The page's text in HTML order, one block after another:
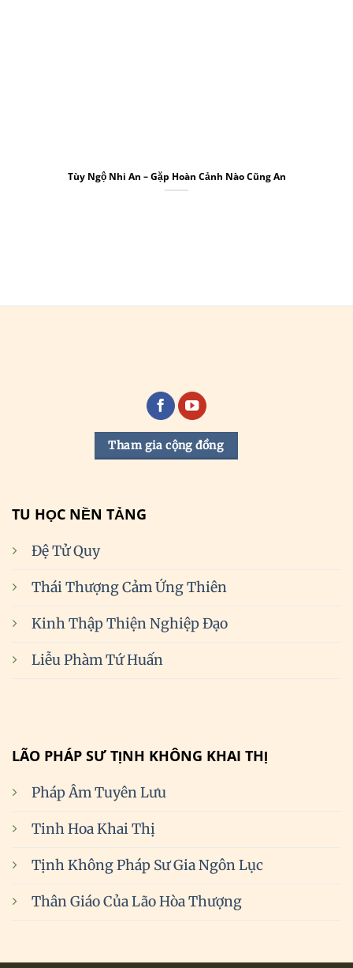
Tùy Ngộ Nhi An – Gặp Hoàn Cảnh Nào Cũng An
Tham gia cộng đồng
TU HỌC NỀN TẢNG
Đệ Tử Quy
Thái Thượng Cảm Ứng Thiên
Kinh Thập Thiện Nghiệp Đạo
Liễu Phàm Tứ Huấn
LÃO PHÁP SƯ TỊNH KHÔNG KHAI THỊ
Pháp Âm Tuyên Lưu
Tinh Hoa Khai Thị
Tịnh Không Pháp Sư Gia Ngôn Lục
Thân Giáo Của Lão Hòa Thượng